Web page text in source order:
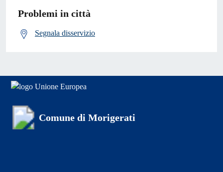
Problemi in città
Segnala disservizio
Comune di Morigerati